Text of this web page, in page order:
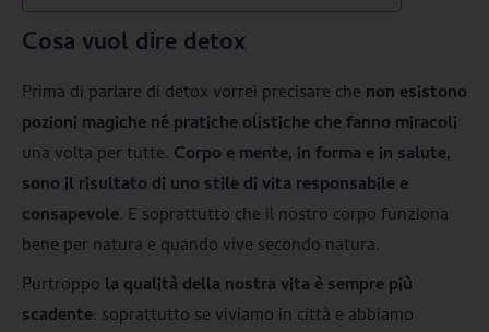
Cosa vuol dire detox
Prima di parlare di detox vorrei precisare che non esistono
pozioni magiche né pratiche olistiche che fanno miracoli
una volta per tutte. Corpo e mente, in forma e in salute,
sono il risultato di uno stile di vita responsabile e
consapevole. E soprattutto che il nostro corpo funziona
bene per natura e quando vive secondo natura.
Purtroppo la qualità della nostra vita è sempre più
scadente. soprattutto se viviamo in città e abbiamo